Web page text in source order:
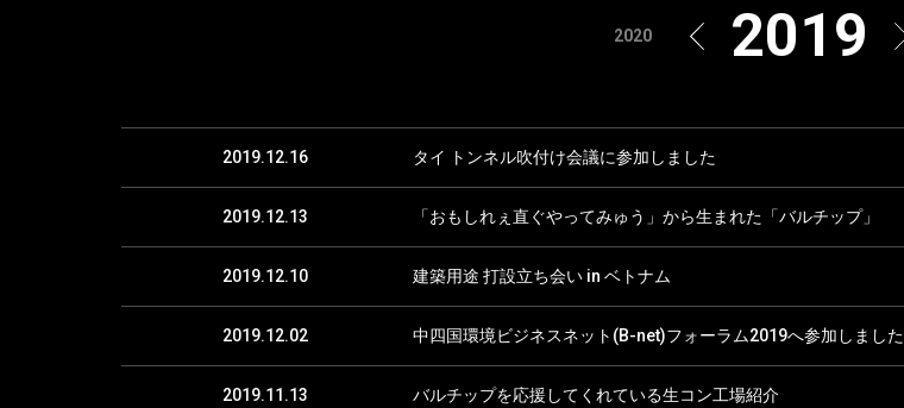
2020 2019
2019.12.16 タイ トンネル吹付け会議に参加しました
2019.12.13 「おもしれぇ直ぐやってみゅう」から生まれた「バルチップ」
2019.12.10 建築用途 打設立ち会い in ベトナム
2019.12.02 中四国環境ビジネスネット(B-net)フォーラム2019へ参加しました
2019.11.13 バルチップを応援してくれている生コン工場紹介